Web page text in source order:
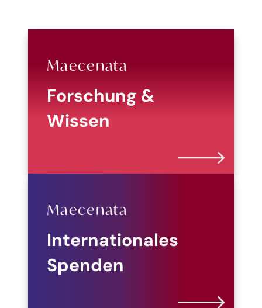
Maecenata
Forschung &
Wissen
Maecenata
Internationales
Spenden